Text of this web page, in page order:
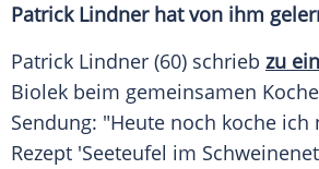
Patrick Lindner hat von ihm
Patrick Lindner (60) schrieb zu
Biolek beim gemeinsamen
Sendung: "Heute noch koche ich
Rezept 'Seeteufel im